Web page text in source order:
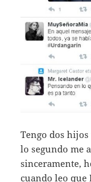
Tengo dos
lo segundo me
sinceramente,
cuando leo